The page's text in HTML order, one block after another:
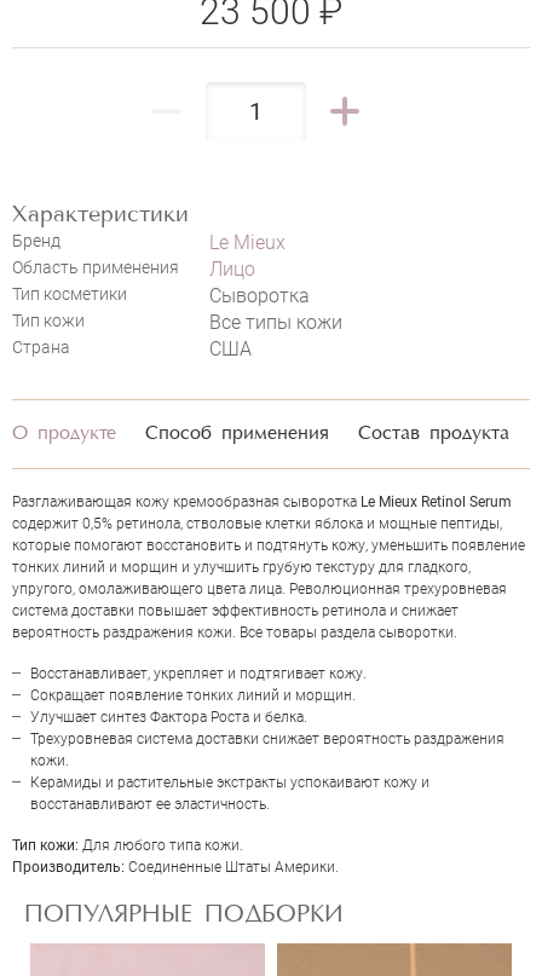
LE MIEUX RETINOL SERUM
Характеристики
Бренд Le Mieux
Область применения Лицо
Тип косметики Сыворотка
Тип кожи Все типы кожи
Страна США
23 500 ₽
ОЦЕНКА
Отправить
О продукте Способ применения Состав продукта
Разглаживающая кожу кремообразная сыворотка Le Mieux Retinol Serum
содержит 0,5% ретинола, стволовые клетки яблока и мощные пептиды,
которые помогают восстановить и подтянуть кожу, уменьшить появление
тонких линий и морщин и улучшить грубую текстуру для гладкого,
упругого, омолаживающего цвета лица. Революционная трехуровневая
система доставки повышает эффективность ретинола и снижает
вероятность раздражения кожи. Все товары раздела сыворотки.
Восстанавливает, укрепляет и подтягивает кожу.
Сокращает появление тонких линий и морщин.
Улучшает синтез Фактора Роста и белка.
Трехуровневая система доставки снижает вероятность раздражения
кожи.
Керамиды и растительные экстракты успокаивают кожу и
восстанавливают ее эластичность.
Тип кожи: Для любого типа кожи.
Производитель: Соединенные Штаты Америки.
ПОПУЛЯРНЫЕ ПОДБОРКИ